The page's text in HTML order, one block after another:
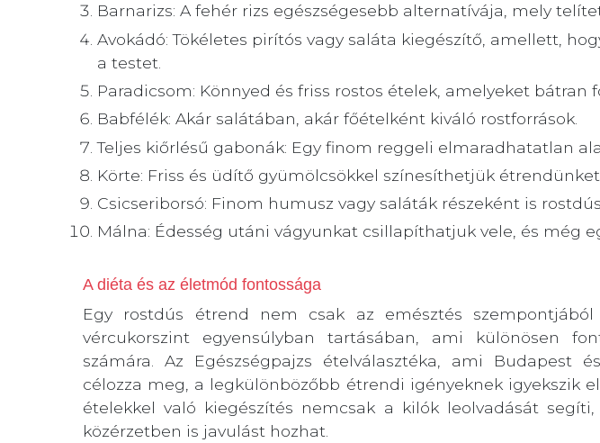
Barnarizs: A fehér rizs egészségesebb alternatívája, mely
Avokádó: Tökéletes pirítós vagy saláta kiegészítő, amellett,
a testet.
Paradicsom: Könnyed és friss rostos ételek, amelyeket bátran
Babfélék: Akár salátában, akár főételként kiváló rostforrások.
Teljes kiőrlésű gabonák: Egy finom reggeli elmaradhatatlan
Körte: Friss és üdítő gyümölcsökkel színesíthetjük étrendünket.
Csicseriborsó: Finom humusz vagy saláták részeként is rostdús.
Málna: Édesség utáni vágyunkat csillapíthatjuk vele, és még
A diéta és az életmód fontossága
Egy rostdús étrend nem csak az emésztés szempontjából
vércukorszint egyensúlyban tartásában, ami különösen
számára. Az Egészségpajzs ételválasztéka, ami Budapest
célozza meg, a legkülönbözőbb étrendi igényeknek igyekszik
ételekkel való kiegészítés nemcsak a kilók leolvadását
közérzetben is javulást hozhat.